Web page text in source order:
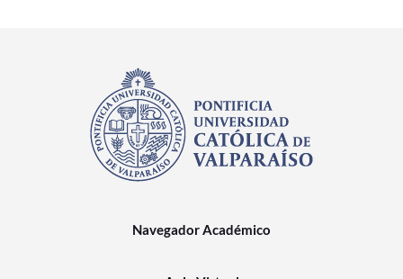
Navegador Académico